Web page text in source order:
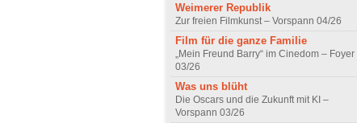
Weimerer Republik
Zur freien Filmkunst – Vorspann 04/26
Film für die ganze Familie
„Mein Freund Barry“ im Cinedom – Foyer
03/26
Was uns blüht
Die Oscars und die Zukunft mit KI –
Vorspann 03/26